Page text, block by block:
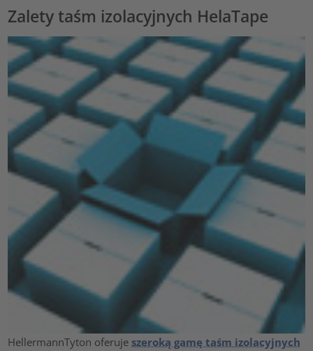
Zalety taśm izolacyjnych HelaTape
HellermannTyton oferuje szeroką gamę taśm izolacyjnych